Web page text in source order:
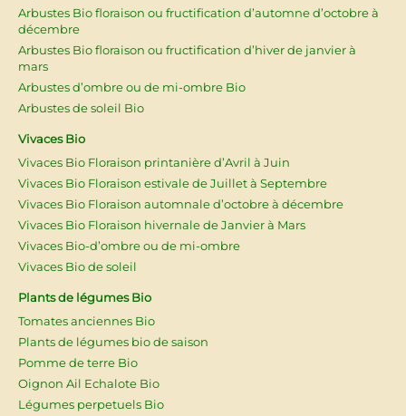
Arbustes Bio floraison ou fructification d’automne d’octobre à
décembre
Arbustes Bio floraison ou fructification d’hiver de janvier à
mars
Arbustes d’ombre ou de mi-ombre Bio
Arbustes de soleil Bio
Vivaces Bio
Vivaces Bio Floraison printanière d’Avril à Juin
Vivaces Bio Floraison estivale de Juillet à Septembre
Vivaces Bio Floraison automnale d’octobre à décembre
Vivaces Bio Floraison hivernale de Janvier à Mars
Vivaces Bio-d’ombre ou de mi-ombre
Vivaces Bio de soleil
Plants de légumes Bio
Tomates anciennes Bio
Plants de légumes bio de saison
Pomme de terre Bio
Oignon Ail Echalote Bio
Légumes perpetuels Bio